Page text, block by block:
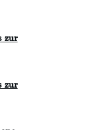
zur
zur